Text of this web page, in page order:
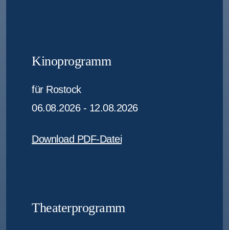
Kinoprogramm
für Rostock
06.08.2026 - 12.08.2026
Download PDF-Datei
Theaterprogramm